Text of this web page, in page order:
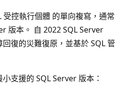
控執行個體 的單向複寫，通常
版本。 自 2022 SQL Server
復的災難復原，並基於 SQL 管
支援的 SQL Server 版本：